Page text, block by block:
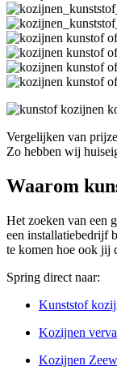
Vergelijken van
Zo hebben wij
Waarom
Het zoeken van een
een installatiebedrijf
te komen hoe ook jij
Spring direct naar:
Kunststof
Kozijnen
Kozijnen